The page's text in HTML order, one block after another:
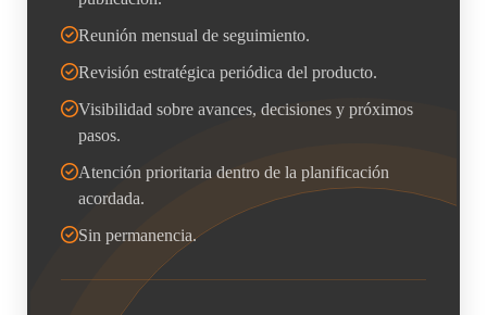
Reunión mensual de seguimiento.
Revisión estratégica periódica del producto.
Visibilidad sobre avances, decisiones y próximos
pasos.
Atención prioritaria dentro de la planificación
acordada.
Sin permanencia.